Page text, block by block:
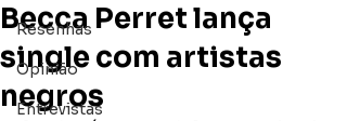
Resenhas
Opinião
Entrevistas
Becca Perret lança
single com artistas
negros